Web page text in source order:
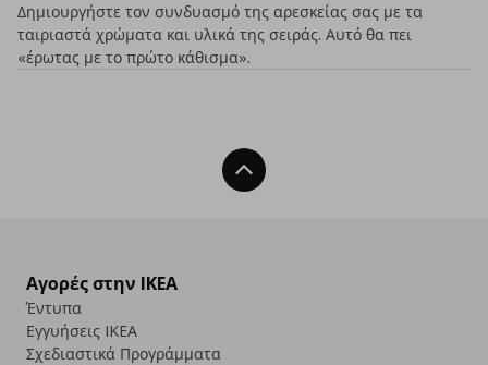
Δημιουργήστε τον συνδυασμό της αρεσκείας σας με τα
ταιριαστά χρώματα και υλικά της σειράς. Αυτό θα πει
«έρωτας με το πρώτο κάθισμα».
Back To Top
Αγορές στην IKEA
Έντυπα
Εγγυήσεις IKEA
Σχεδιαστικά Προγράμματα